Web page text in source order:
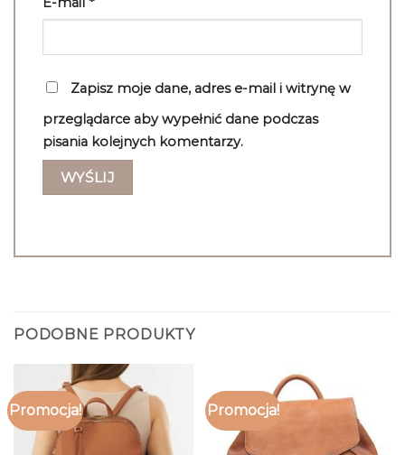
Zapisz moje dane, adres e-mail i witrynę w
przeglądarce aby wypełnić dane podczas
pisania kolejnych komentarzy.
PODOBNE PRODUKTY
Promocja! Promocja!